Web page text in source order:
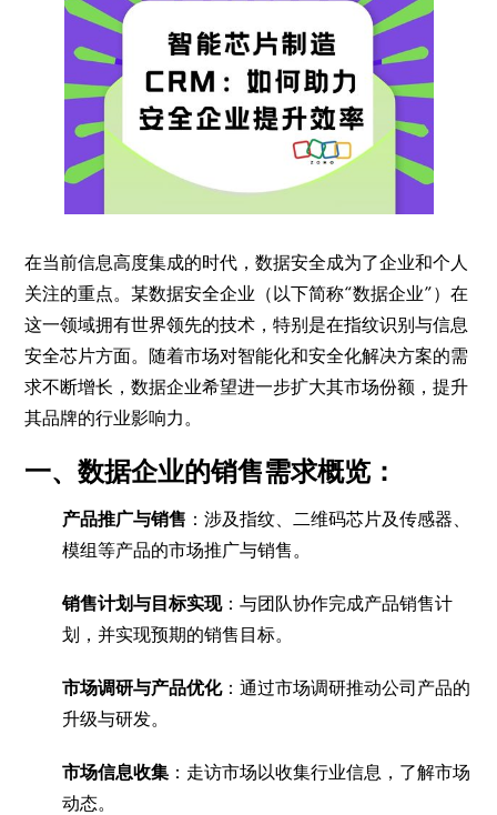
在当前信息高度集成的时代，数据安全成为了企业和个人
关注的重点。某数据安全企业（以下简称“数据企业”）在
这一领域拥有世界领先的技术，特别是在指纹识别与信息
安全芯片方面。随着市场对智能化和安全化解决方案的需
求不断增长，数据企业希望进一步扩大其市场份额，提升
其品牌的行业影响力。
一、数据企业的销售需求概览：
产品推广与销售 ：涉及指纹、二维码芯片及传感器、
模组等产品的市场推广与销售。
销售计划与目标实现：与团队协作完成产品销售计
划，并实现预期的销售目标。
市场调研与产品优化：通过市场调研推动公司产品的
升级与研发。
市场信息收集 ：走访市场以收集行业信息，了解市场
动态。